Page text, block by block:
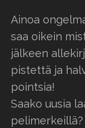
Ainoa
saa oikein
jälkeen
pistettä ja
pointsia!
Saako uusia